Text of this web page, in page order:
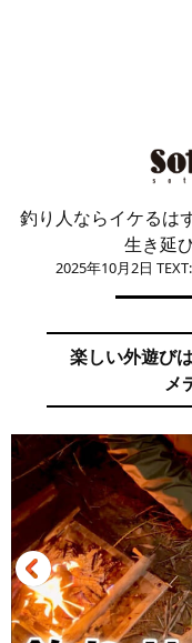
釣り人ならイケるは
生き延
2025年10月2日
楽しい外遊び
メ